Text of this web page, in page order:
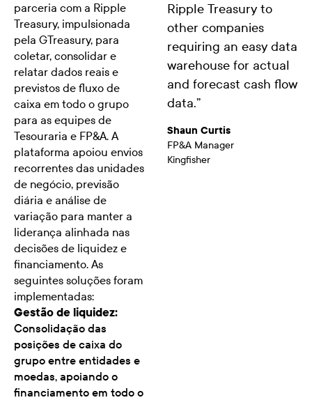
parceria com a Ripple
Treasury, impulsionada
pela GTreasury, para
coletar, consolidar e
relatar dados reais e
previstos de fluxo de
caixa em todo o grupo
para as equipes de
Tesouraria e FP&A. A
plataforma apoiou envios
recorrentes das unidades
de negócio, previsão
diária e análise de
variação para manter a
liderança alinhada nas
decisões de liquidez e
financiamento. As
seguintes soluções foram
implementadas:
Gestão de liquidez:
Consolidação das
posições de caixa do
grupo entre entidades e
moedas, apoiando o
financiamento em todo o
Ripple Treasury to
other companies
requiring an easy data
warehouse for actual
and forecast cash flow
data.”
Shaun Curtis
FP&A Manager
Kingfisher